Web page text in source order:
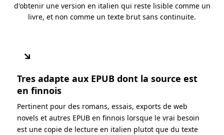
d'obtenir une version en italien qui reste lisible comme un
livre, et non comme un texte brut sans continuite.
↘
Tres adapte aux EPUB dont la source est
en finnois
Pertinent pour des romans, essais, exports de web
novels et autres EPUB en finnois lorsque le vrai besoin
est une copie de lecture en italien plutot que du texte